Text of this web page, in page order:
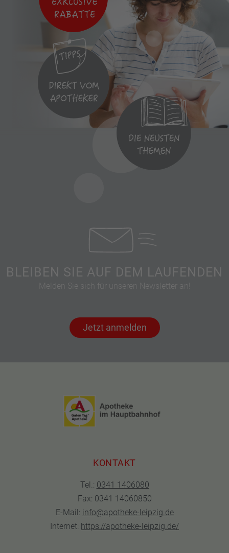
BLEIBEN SIE AUF DEM LAUFENDEN
Melden Sie sich für unseren Newsletter an!
Jetzt anmelden
KONTAKT
Tel.: 0341 1406080
Fax: 0341 14060850
E-Mail: info@apotheke-leipzig.de
Internet: https://apotheke-leipzig.de/